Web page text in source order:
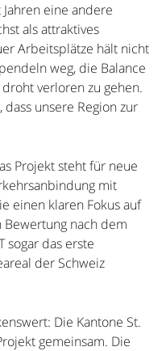
eine andere
als attraktives
Arbeitsplätze hält nicht
weg, die Balance
verloren zu gehen.
unsere Region zur
Projekt steht für neue
mit
einen klaren Fokus auf
nach dem
sogar das erste
der Schweiz
Die Kantone St.
gemeinsam. Die